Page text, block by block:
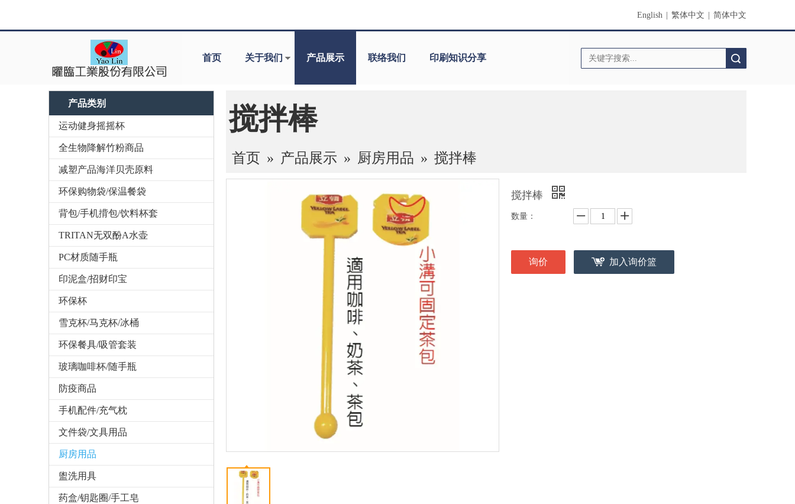
English 繁体中文 简体中文
首页 关于我们 产品展示 联络我们 印刷知识分享
产品类别
运动健身摇摇杯
全生物降解竹粉商品
减塑产品海洋贝壳原料
环保购物袋/保温餐袋
背包/手机揹包/饮料杯套
TRITAN无双酚A水壶
PC材质随手瓶
印泥盒/招财印宝
环保杯
雪克杯/马克杯/冰桶
环保餐具/吸管套装
玻璃咖啡杯/随手瓶
防疫商品
手机配件/充气枕
文件袋/文具用品
厨房用品
盥洗用具
药盒/钥匙圈/手工皂
搅拌棒
首页 » 产品展示 » 厨房用品 » 搅拌棒
搅拌棒
数量：
询价 加入询价篮